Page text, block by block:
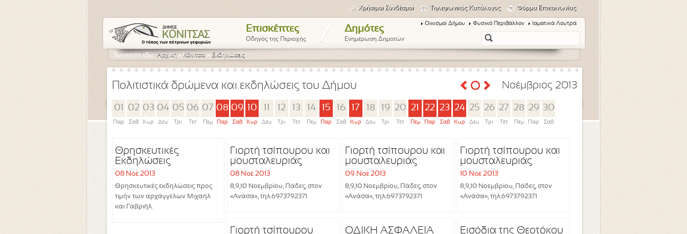
Χρήσιμοι Συνδέσμοι Τηλεφωνικός Κατάλογος Φόρμα Επικοινωνίας
Επισκέπτες
Οδηγός της Περιοχής / Δημότες
Ενημέρωση Δημοτών
Οικισμοί Δήμου Φυσικό Περιβάλλον Ιαματικά Λουτρά
Βρίσκεστε εδώ:Αρχική » Κόνιτσα » Εκδηλώσεις
Πολιτιστικά δρώμενα και εκδηλώσεις του Δήμου Νοέμβριος 2013
01
Παρ
02
Σαβ
03
Κυρ
04
Δευ
05
Τρι
06
Τετ
07
Πεμ
08
Παρ
09
Σαβ
10
Κυρ Δευ
12
Τρι
13
Τετ
14
Πεμ
15
Παρ
16
Σαβ
17
Κυρ
18
Δευ
19
Τρι
20
Τετ
21
Πεμ
22
Παρ
23
Σαβ
24
Κυρ
25
Δευ
26
Τρι
27
Τετ
28
Πεμ
29
Παρ
30
Σαβ
Θρησκευτικές
Εκδηλώσεις
08 Νοέ 2013
Θρησκευτικές εκδηλώσεις προς
τιμήν των αρχάγγελων Μιχαήλ
και Γαβριήλ.
Γιορτή τσίπουρου και
μουσταλευριάς
08 Νοέ 2013
8,9,10 Νοεμβρίου, Πάδες, στον
«Ανάσα», τηλ.6973792371
Γιορτή τσίπουρου και
μουσταλευριάς
09 Νοέ 2013
8,9,10 Νοεμβρίου, Πάδες, στον
«Ανάσα», τηλ.6973792371
Γιορτή τσίπουρου και
μουσταλευριάς
10 Νοέ 2013
8,9,10 Νοεμβρίου, Πάδες, στον
«Ανάσα», τηλ.6973792371
Γιορτή τσίπουρου
ΟΔΙΚΗ ΑΣΦΑΛΕΙΑ
Εισόδια της Θεοτόκου